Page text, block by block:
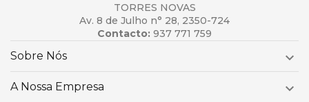
TORRES NOVAS
Av. 8 de Julho n° 28, 2350-724
Contacto: 937 771 759
Sobre Nós 
A Nossa Empresa 